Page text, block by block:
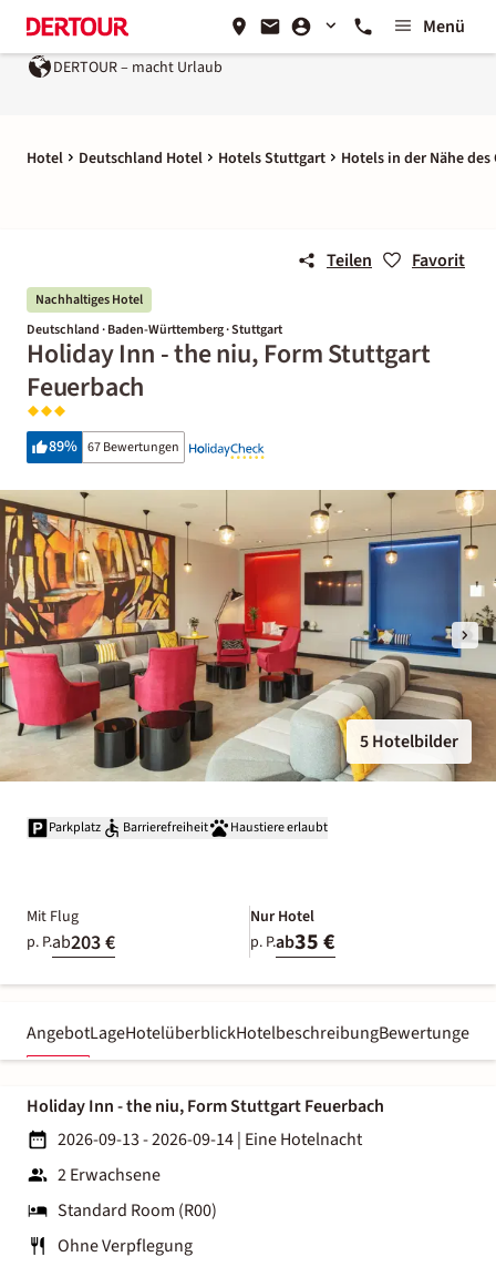
Menü
DERTOUR – macht Urlaub
Hotel Deutschland Hotel Hotels Stuttgart Hotels in der Nähe
Teilen Favorit
Nachhaltiges Hotel
Deutschland · Baden-Württemberg · Stuttgart
Holiday Inn - the niu, Form Stuttgart
Feuerbach
89% 67 Bewertungen
5 Hotelbilder
Parkplatz Barrierefreiheit Haustiere erlaubt
Mit Flug
p. P.ab203 €
Nur Hotel
p. P.ab35 €
AngebotLageHotelüberblickHotelbeschreibungBewertungen
Holiday Inn - the niu, Form Stuttgart Feuerbach
2026-09-13 - 2026-09-14| Eine Hotelnacht
2 Erwachsene
Standard Room (R00)
Ohne Verpflegung